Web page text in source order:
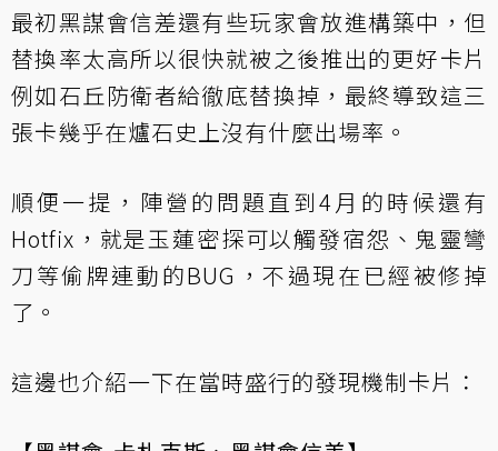
最初黑謀會信差還有些玩家會放進構築中，但
替換率太高所以很快就被之後推出的更好卡片
例如石丘防衛者給徹底替換掉，最終導致這三
張卡幾乎在爐石史上沒有什麼出場率。
順便一提，陣營的問題直到4月的時候還有
Hotfix，就是玉蓮密探可以觸發宿怨、鬼靈彎
刀等偷牌連動的BUG，不過現在已經被修掉
了。
這邊也介紹一下在當時盛行的發現機制卡片：